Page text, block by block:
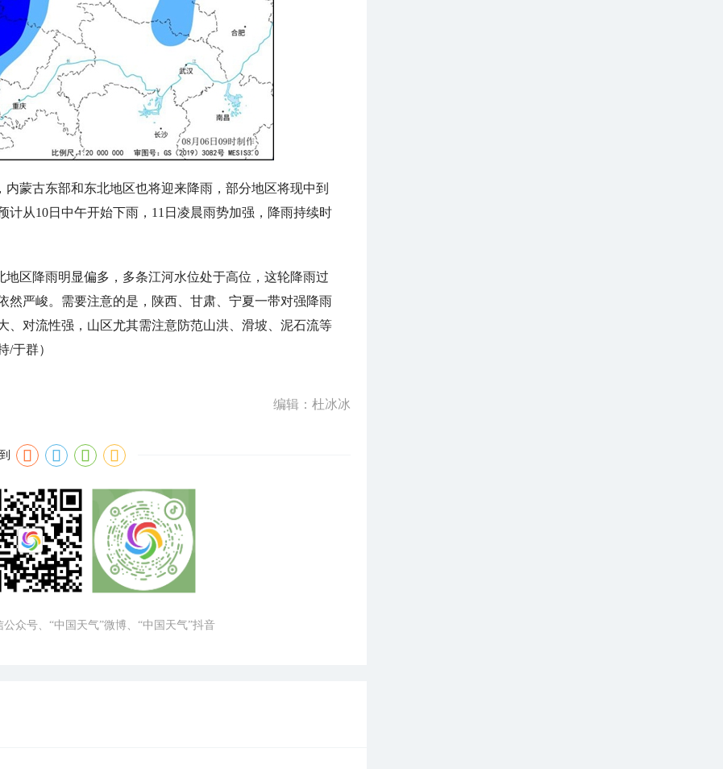
蒙古东部和东北地区也将迎来降雨，部分地区将现中到
从10日中午开始下雨，11日凌晨雨势加强，降雨持续时
区降雨明显偏多，多条江河水位处于高位，这轮降雨过
然严峻。需要注意的是，陕西、甘肃、宁夏一带对强降雨
、对流性强，山区尤其需注意防范山洪、滑坡、泥石流等
/于群）
编辑：杜冰冰
众号、“中国天气”微博、“中国天气”抖音